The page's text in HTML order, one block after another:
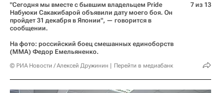
"Сегодня мы вместе с бывшим владельцем Pride
Набуюки Сакакибарой объявили дату моего боя. Он
пройдет 31 декабря в Японии", — говорится в
сообщении.
На фото: российский боец смешанных единоборств
(ММА) Федор Емельяненко.
© РИА Новости / Алексей Дружинин Перейти в медиабанк
7 из 13